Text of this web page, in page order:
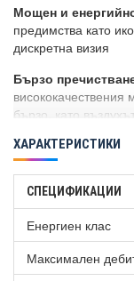
Мощен и
предимства като
дискретна визия
Бързо
бързо, като
ХАРАКТЕРИСТИКИ
СПЕЦИФИКАЦИИ
Енергиен клас
Максимален